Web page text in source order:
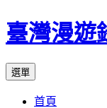
跳
至
要
臺灣漫遊
選單
首頁